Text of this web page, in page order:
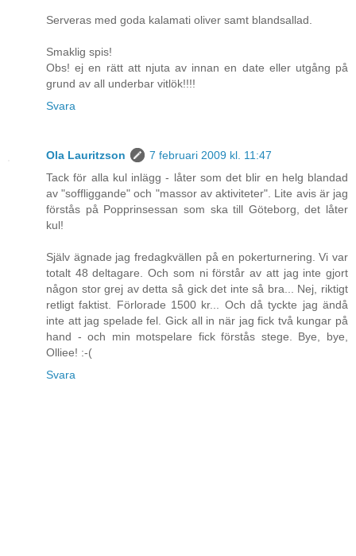
Serveras med goda kalamati oliver samt blandsallad.
Smaklig spis!
Obs! ej en rätt att njuta av innan en date eller utgång på
grund av all underbar vitlök!!!!
Svara
Ola Lauritzson
7 februari 2009 kl. 11:47
Tack för alla kul inlägg - låter som det blir en helg blandad
av "soffliggande" och "massor av aktiviteter". Lite avis är jag
förstås på Popprinsessan som ska till Göteborg, det låter
kul!
Själv ägnade jag fredagkvällen på en pokerturnering. Vi var
totalt 48 deltagare. Och som ni förstår av att jag inte gjort
någon stor grej av detta så gick det inte så bra... Nej, riktigt
retligt faktist. Förlorade 1500 kr... Och då tyckte jag ändå
inte att jag spelade fel. Gick all in när jag fick två kungar på
hand - och min motspelare fick förstås stege. Bye, bye,
Olliee! :-(
Svara